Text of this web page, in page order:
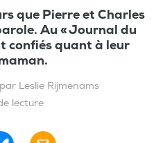
que Pierre et Charles
Au « Journal du
confiés quant à leur
par Leslie Rijmenams
lecture